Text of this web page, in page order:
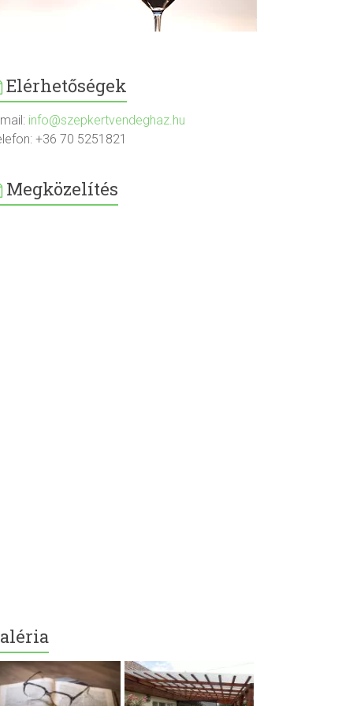
Elérhetőségek
info@szepkertvendeghaz.hu
+36 70 5251821
Megközelítés